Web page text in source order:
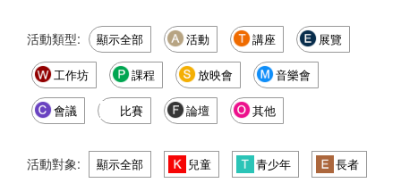
活動類型: 顯示全部 活動 講座 展覽
工作坊 課程 放映會 音樂會
會議 比賽 論壇 其他
活動對象: 顯示全部 兒童 青少年 長者